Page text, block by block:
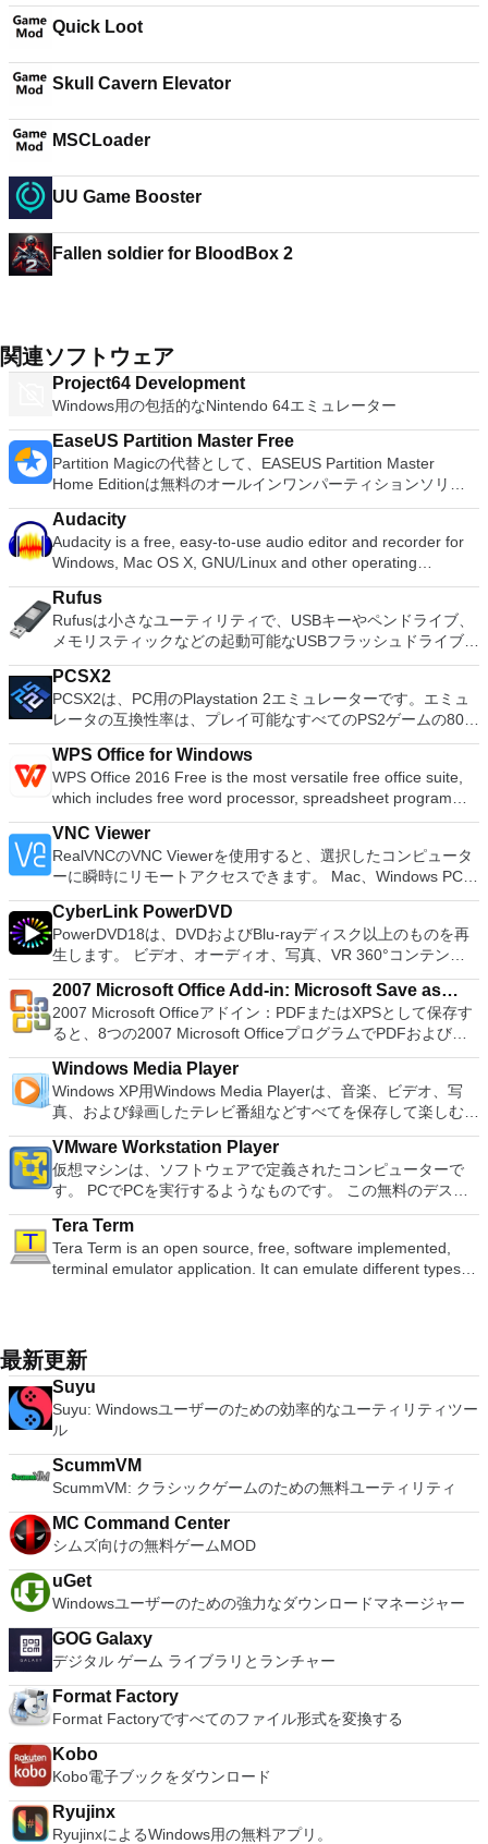
Quick Loot
Skull Cavern Elevator
MSCLoader
UU Game Booster
Fallen soldier for BloodBox 2
関連ソフトウェア
Project64 Development
Windows用の包括的なNintendo 64エミュレーター
EaseUS Partition Master Free
Partition Magicの代替として、EASEUS Partition Master
Home Editionは無料のオールインワンパーティションソリュ
ーションおよびディスク管理ユーティリティです。パーティシ
ョンの拡張（特にシステムドライブ用）、ディスク領域の管
理、MBRおよびGUIDパーティションテーブル（GPT）ディス
クのディスク領域不足の問題の解決を可能にします。 パーテ
ィションのサイズ変更/移動システムドライブを拡張するディ
スクとパーティションをコピーパーティションをマージ分割パ
ーティション空き領域を再分配するダイナミックディスクの変
換パーティションを回復する
Audacity
Audacity is a free, easy-to-use audio editor and recorder for
Windows, Mac OS X, GNU/Linux and other operating
systems. You can use Audacity to: Record live audio. Convert
tapes and records into digital recordings or CDs. Edit Ogg
Vorbis, MP3, WAV or AIFF sound files. Cut, copy, splice or mix
sounds together. Change the speed or pitch of a recording.
Add new effects with LADSPA plug-ins. And more!
Rufus
Rufusは小さなユーティリティで、USBキーやペンドライブ、
メモリスティックなどの起動可能なUSBフラッシュドライブを
フォーマットおよび作成できます。 Rufusは、次のシナリオで
役立ちます。 Windows、Linux、およびUEFI用の起動可能な
ISOからUSBインストールメディアを作成する必要がある場
合。 OSがインストールされていないシステムで作業する必要
がある場合。 BIOSまたはその他のファームウェアをDOSから
フラッシュする必要がある場合。 低レベルのユーティリティ
を実行する必要がある場合。 Rufusは次の* ISOで動作しま
す：Arch Linux、Archbang、BartPE / pebuilder、CentOS、
Damn Small Linux、Fedora、FreeDOS、Gentoo、
gNewSense、Hiren&#39;s Boot CD、LiveXP、Knoppix、
Kubuntu、Linux Mint、NT Password Registry Editor、
OpenSUSE、Parted Magic、Slackware、Tails、Trinity
Rescue Kit、Ubuntu、Ultimate Boot CD、Windows XP（SP2
以降）、Windows Server 2003 R2、Windows Vista、
Windows 7、Windows 8。 *このリストは完全ではありませ
ア語、マレーシア語、セシュティナ、ダンスク、ドイツ語、英
語、スペイン語、フランス語、フルバツキー、イタリア語、ラ
トヴィエシュ、リエトゥビウ、マジャール、オランダ、ノルス
ク、ポルスキ、ポルトガル、ポルトガル、スロヴェンスキー、
スロベンツキー、スロヴェンスキーSrpski、Suomi、
Svenska、Türkçe。
PCSX2
PCSX2は、PC用のPlaystation 2エミュレーターです。エミュ
レータの互換性率は、プレイ可能なすべてのPS2ゲームの80％
以上を誇っています。かなり強力なコンピューターを所有して
いる場合、PCSX2は優れたエミュレーターです。また、この
アプリケーションはローエンドコンピューターのサポートも提
供するため、Playstation 2コンソールのすべての所有者は、
PCで動作するゲームを見ることができます。 PCSX2エミュレ
ーターを使用すると、PS2コントローラーを使用して、本物の
プレイステーション体験をシミュレートできます。このアプリ
ケーションでは、ディスクからゲームを直接実行することも、
ハードドライブからISOイメージとして実行することもできま
す。 主な機能は次のとおりです。 Savestates：ボタンを1つ
押すだけで、ゲームの現在の「状態」を保存できます。 無制
限のメモリーカード：好きなだけメモリーカードを保存でき、
8MBから64MBまでの単一の物理カードに制限されなくなりま
した。 高解像度グラフィックス：PCSX2を使用すると、
1080pまたは4K HDでゲームをプレイできます。 全体とし
ゲームを高い精度でエミュレートでき、Windowsとエミュレ
ーターを切り替えることができます。欠点は、高速ゲームに苦
労し、時々フリーズまたはクラッシュすることです。* PCSX2
を使用するには、コンソールから抽出できるPlaystation 2
BIOSが必要です。
WPS Office for Windows
WPS Office 2016 Free is the most versatile free office suite,
which includes free word processor, spreadsheet program
and presentation maker. With these three programs you will
easily be able to deal with any office related tasks. WPS
Office 2016 Free has multiple language support for English,
French, German, Spanish, Portuguese,Russian and Polish
languages. To switch between languages requires only a
single click! Despite being a free suite, WPS Office comes
with many innovative features, such as the paragraph
adjustment tool and multiple tabbed feature. It also has a PDF
converter, spell check and word count feature. WPS Office
2016 Personal Edition supports switching language UI,File
Roaming and Docer online templates. Key features include:
Writer Efficient word processor. Presentation Multimedia
presentations creator. Spreadsheets Powerful tool for data
processing and analysis. 100% compatible with MS Office
document file types (.docx, .pptx, .xlsx, etc.). Thousands of
support (iOS and Android). WPS Cloud Storage included.
Although it is a free suite, WPS Office 2016 Free comes with
many innovative features, including a useful a paragraph
adjustment tool int he Writer program. It has an Office to PDF
converter, automatic spell checking and word count features.
It also has some neat tools such as the Watermark in
document, and converting PowerPoint to Word document
effective slide show maker that helps you to create impressive
multimedia presentations; and the Spreadsheets program is
both a flexible and a powerful spreadsheet application.
VNC Viewer
RealVNCのVNC Viewerを使用すると、選択したコンピュータ
ーに瞬時にリモートアクセスできます。 Mac、Windows PC、
またはLinuxマシン、世界中のどこからでも。 VNC Viewerを
使用すると、コンピューターのデスクトップを表示したり、コ
ンピューターの前に直接座っているかのようにマウスとキーボ
ードを制御したりできます。 VNC Viewerは、インストールと
使用が簡単です。制御したいデバイスでインストーラーを実行
し、指示に従ってください。オプションで、Windowsでのリ
モート展開に使用可能なMSIがあります。デスクトッププラッ
トフォームにVNC Viewerをインストールする権限がない場合
は、スタンドアロンオプションを選択する必要があります。
主な機能は次のとおりです。 クラウドサービスを介してVNC
Connectを実行しているコンピューターに接続します。 Apple
Screen Sharing（ARD）などのサードパーティ製のVNC互換
ソフトウェアを実行しているコンピューターに直接接続しま
す。 各デバイスでVNC Viewerにサインインして、すべてのデ
バイス間の接続をバックアップおよび同期します。 仮想キー
の高度なキーが含まれています。 Bluetoothキーボードのサポ
ート。 VNC Connectサブスクリプションには、無料、有料、
試用の3つのバージョンがあります。 制御する必要のあるマシ
シンでVNC Viewerにサインインします。そこから、コンピュ
ーターを確認して接続できます。 VNC Connectを使用する
と、セッションはエンドツーエンドで暗号化されます。アプリ
はすぐに各コンピューターをパスワードで保護します。コンピ
ューターへのログインに使用するのと同じユーザー名とパスワ
ードを入力するだけです。 WIN 7,8,8.1,10をサポートしま
す。 VNC ViewerのMacバージョンをお探しですか？ここから
ダウンロード
CyberLink PowerDVD
PowerDVD18は、DVDおよびBlu-rayディスク以上のものを再
生します。 ビデオ、オーディオ、写真、VR 360°コンテン
ツ、さらにはYouTubeやVimeoにとっても、PowerDVD18は重
要なエンターテイメントの仲間です。 Ultra HD HDR TVとサ
ラウンドサウンドシステムの可能性を解き放ち、360°ビデオ
の増え続けるコレクションへのアクセスで仮想世界に没頭する
か、PCまたはラップトップでの比類のない再生サポートと独
自の強化により、どこにいても簡単にリラックスできます。
新機能は次のとおりです。 4K DHR向けに最適化 Ultra HD
Blu-ray、4K、HEVC / H.265およびHDR10コンテンツをサポー
ト全画面モードで21：9モニターで2.35：1の映画を見る常時
オンのミニビューでYouTubeライブを見る YouTubeおよび
Vimeoで4K HDRおよび360ビデオを再生 VRエクスペリエンス
の向上：Microsoft Mixed Realityヘッドセット、HTC、VIVE、
およびOculus Riftをサポート Fire TVとキャストのサポート
注：これは商用トライアルです。
2007 Microsoft Office Add-in: Microsoft Save as
PDF or XPS
2007 Microsoft Officeアドイン：PDFまたはXPSとして保存す
ると、8つの2007 Microsoft OfficeプログラムでPDFおよび
XPS形式にエクスポートして保存できます。このツールを使用
すると、これらのプログラムのサブセットでPDF形式および
XPS形式の電子メール添付ファイルとして送信することもでき
ます（特定の機能はプログラムによって異なります）。 この
ダウンロードは、次のOfficeプログラムで動作します。
Microsoft Office Access 2007。 Microsoft Office Excel 2007。
Microsoft Office InfoPath 2007。 Microsoft Office OneNote
2007。 Microsoft Office PowerPoint 2007。 Microsoft Office
Publisher 2007。 Microsoft Office Visio 2007。 Microsoft
Office Word 2007。 2007 Microsoft Officeプログラムのこの
Microsoft Save as PDFまたはXPSアドインは、2007 Microsoft
Office systemソフトウェアの補足条項であり、2007 Microsoft
XP Service Pack 2。
Windows Media Player
Windows XP用Windows Media Playerは、音楽、ビデオ、写
真、および録画したテレビ番組などすべてを保存して楽しむ最
適な機能を搭載しています。 再生、表示、外出先で楽しむた
めのポータブル デバイスとの同期、さらには家中のデバイス
との共有も、すべて1か所で行えます。 シンプルなデザイン -
まったく新しい外観でデジタル エンターテイメントを楽しめ
ます。 大好きな音楽をより多く - デジタル音楽体験がさらに
楽しくなります。 エンターテイメントをすべて1つの場所に -
音楽、ビデオ、写真、録画したテレビ番組をすべて保存して楽
しめます。 どこでも楽しめる - どこにいても音楽、ビデオ、
VMware Workstation Player
仮想マシンは、ソフトウェアで定義されたコンピューターで
す。 PCでPCを実行するようなものです。 この無料のデスク
トップ仮想化ソフトウェアアプリケーションにより、VMware
Workstation、VMware Fusion、VMware Server、または
VMware ESXで作成された仮想マシンを簡単に操作できます。
主な機能は次のとおりです。 1台のPCで複数のオペレーティ
32ビットと64ビットの両方の仮想マシンを実行します。 2-
way Virtual SMPを活用します。 サードパーティの仮想マシン
とイメージを使用します。 ホストコンピューターと仮想マシ
ン間でデータを共有します。 幅広いホストおよびゲストオペ
レーティングシステムのサポート。 USB 2.0デバイスのサポー
ト。 起動時にアプライアンス情報を取得します。 直感的なホ
ームページインターフェイスを介して仮想マシンに簡単にアク
セスできます。 VMware Playerは、Microsoft Virtual Server仮
想マシンまたはMicrosoft Virtual PC仮想マシンもサポートして
います。
Tera Term
Tera Term is an open source, free, software implemented,
terminal emulator application. It can emulate different types of
plugins. Key features include: Automatically creates logs with
unique log names. Supports SSH, standard telnet and serial
ports. Supports dec/digital/vt terminal standards. Tera Term is
a useful application, which allows the connection to any
remote Telnet or SSH hosts. It sports a clean and crisp layout
that is easy to work with. The application does not take a long
time to wrap your head around and is also very light on
system resources. So, if you need a free terminal emulator,
which is easy to master and supports remote Telnet or SSH
host connections then Tera Term is a good choice.
最新更新
Suyu
Suyu: Windowsユーザーのための効率的なユーティリティツー
ル
ScummVM
ScummVM: クラシックゲームのための無料ユーティリティ
MC Command Center
シムズ向けの無料ゲームMOD
uGet
Windowsユーザーのための強力なダウンロードマネージャー
GOG Galaxy
デジタル ゲーム ライブラリとランチャー
Format Factory
Format Factoryですべてのファイル形式を変換する
Kobo
Kobo電子ブックをダウンロード
Ryujinx
RyujinxによるWindows用の無料アプリ。